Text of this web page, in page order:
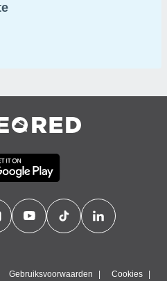
Gebruiksvoorwaarden Cookies